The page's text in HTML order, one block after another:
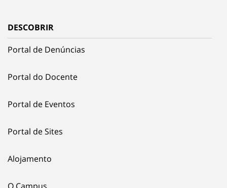
DESCOBRIR
Portal de Denúncias
Portal do Docente
Portal de Eventos
Portal de Sites
Alojamento
O Campus